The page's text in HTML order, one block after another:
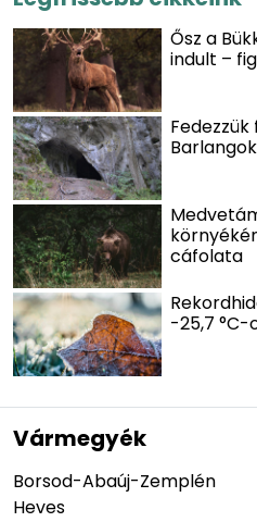
Ősz a
indult –
cáfolata
-25,7
Vármegyék
Borsod-Abaúj-Zemplén
Heves